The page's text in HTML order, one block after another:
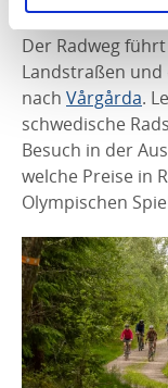
6. Vårgårda
Der Radweg
Landstraßen
nach Vårgårda.
schwedische
Besuch in der
welche Preise in
Olympischen